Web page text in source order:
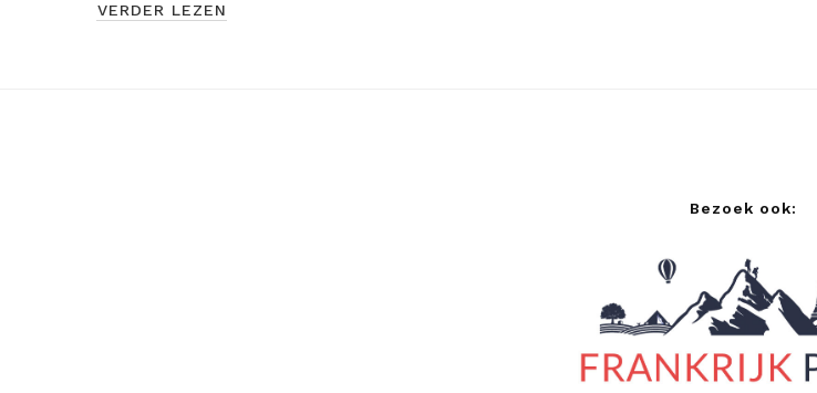
VERDER LEZEN
Bezoek ook: